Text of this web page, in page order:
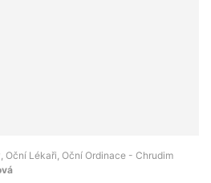
Oční Lékaři, Oční Ordinace - Chrudim